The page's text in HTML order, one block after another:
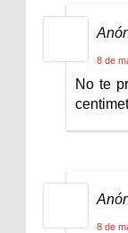
8 de
No te
8 de